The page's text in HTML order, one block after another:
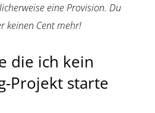
eine Provision. Du
keinen Cent mehr!
die ich kein
Projekt starte